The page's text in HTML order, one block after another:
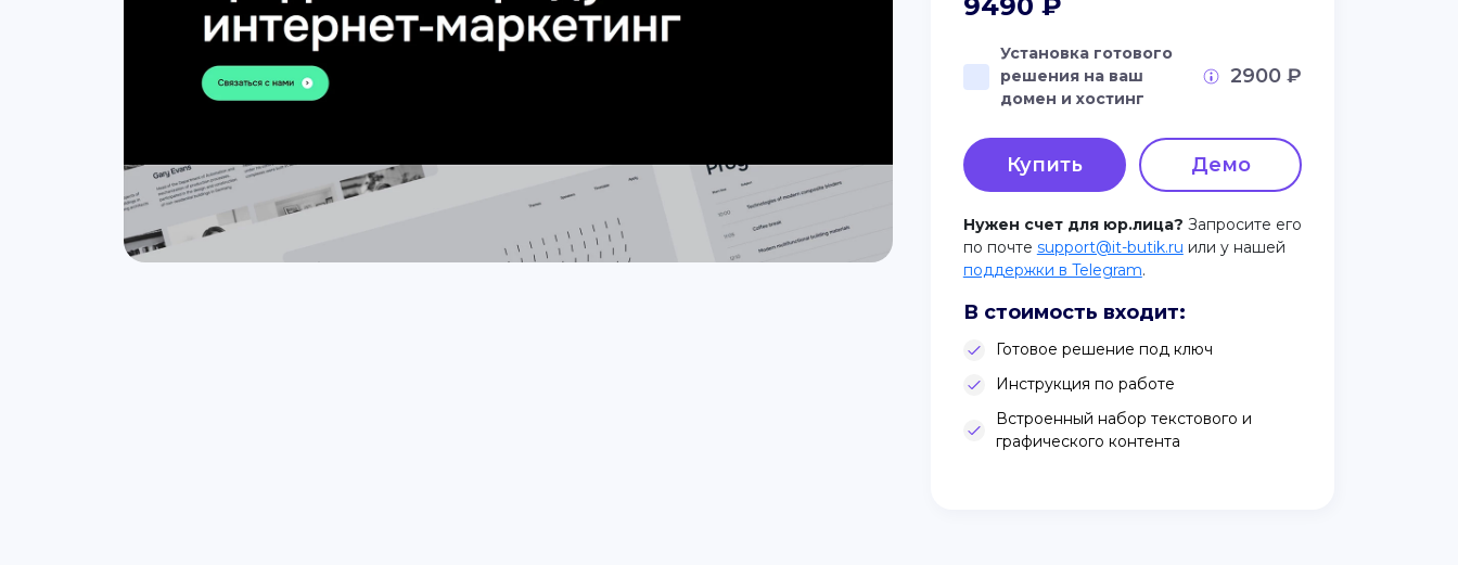
Установка готового
решения на ваш
домен и хостинг
2900 ₽
Купить Демо
Нужен счет для юр.лица? Запросите его
по почте support@it-butik.ru или у нашей
поддержки в Telegram.
В стоимость входит:
Готовое решение под ключ
Инструкция по работе
Встроенный набор текстового и
графического контента